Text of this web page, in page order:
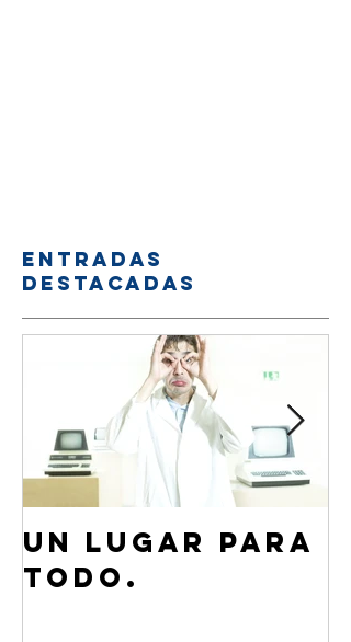
Entradas
destacadas
Un lugar para
todo.